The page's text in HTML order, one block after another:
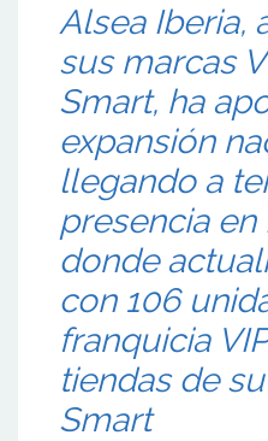
Alsea Iberia,
sus marcas
Smart, ha
expansión
llegando a
presencia en
donde
con 106
franquicia
tiendas de
Smart